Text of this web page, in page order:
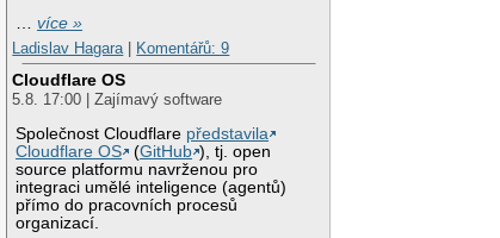
…více »
Ladislav Hagara| Komentářů: 9
Cloudflare OS
5.8. 17:00 | Zajímavý software
Společnost Cloudflare představila
Cloudflare OS
(GitHub ), tj. open
source platformu navrženou pro
integraci umělé inteligence (agentů)
přímo do pracovních procesů
organizací.